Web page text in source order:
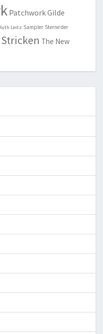
Patchwork Gilde
Leitz Sampler Sterne der
Stricken The New